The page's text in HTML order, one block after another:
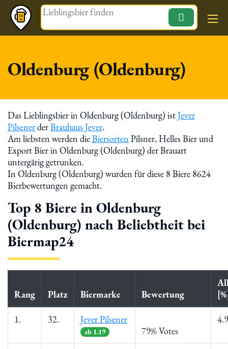
Magazin
Oldenburg (Oldenburg)
Das Lieblingsbier in Oldenburg (Oldenburg) istJever
PilsenerderBrauhaus Jever.
Am liebsten werden dieBiersorten Pilsner, Helles Bier und
Export Bier in Oldenburg (Oldenburg) der Brauart
untergärig getrunken.
In Oldenburg (Oldenburg) wurden für diese 8 Biere 8624
Bierbewertungen gemacht.
Top 8 Biere in Oldenburg
(Oldenburg) nach Beliebtheit bei
Biermap24
Rang Platz Biermarke Bewertung
1. 32. Jever Pilsener
ab 1.19 79% Votes
4.9